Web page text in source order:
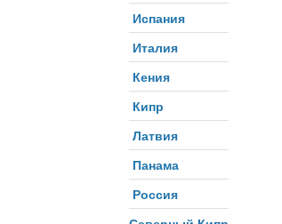
Испания
Италия
Кения
Кипр
Латвия
Панама
Россия